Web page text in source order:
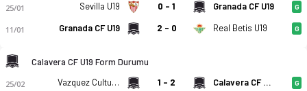
25/01 Sevilla U19 0 - 1 Granada CF U19 G
11/01 Granada CF U19 2 - 0 Real Betis U19 G
Calavera CF U19 Form Durumu
25/02 Vazquez Cultural U19 1 - 2 Calavera CF U19 G